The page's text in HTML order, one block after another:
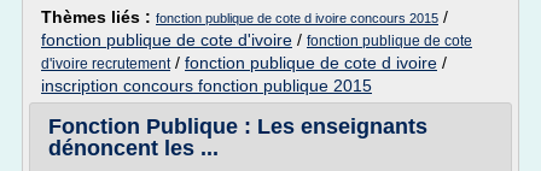
Thèmes liés : fonction publique de cote d ivoire concours 2015 /
fonction publique de cote d'ivoire / fonction publique de cote
d'ivoire recrutement/ fonction publique de cote d ivoire /
inscription concours fonction publique 2015
Fonction Publique : Les enseignants
dénoncent les ...